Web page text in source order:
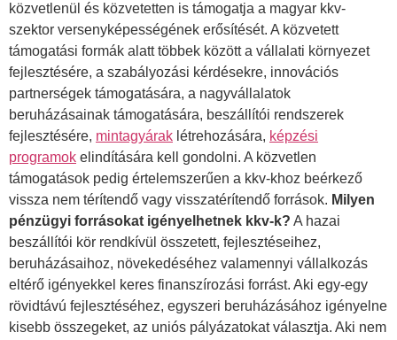
közvetlenül és közvetetten is támogatja a magyar kkv-
szektor versenyképességének erősítését. A közvetett
támogatási formák alatt többek között a vállalati környezet
fejlesztésére, a szabályozási kérdésekre, innovációs
partnerségek támogatására, a nagyvállalatok
beruházásainak támogatására, beszállítói rendszerek
fejlesztésére, mintagyárak létrehozására, képzési
programok elindítására kell gondolni. A közvetlen
támogatások pedig értelemszerűen a kkv-khoz beérkező
vissza nem térítendő vagy visszatérítendő források. Milyen
pénzügyi forrásokat igényelhetnek kkv-k? A hazai
beszállítói kör rendkívül összetett, fejlesztéseihez,
beruházásaihoz, növekedéséhez valamennyi vállalkozás
eltérő igényekkel keres finanszírozási forrást. Aki egy-egy
rövidtávú fejlesztéséhez, egyszeri beruházásához igényelne
kisebb összegeket, az uniós pályázatokat választja. Aki nem